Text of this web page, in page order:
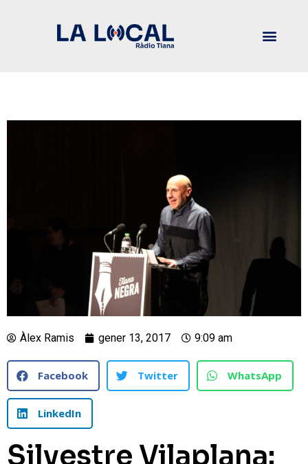
Àlex Ramis gener 13, 2017 9:09 am
Facebook Twitter WhatsApp
LinkedIn
Silvestre Vilaplana: